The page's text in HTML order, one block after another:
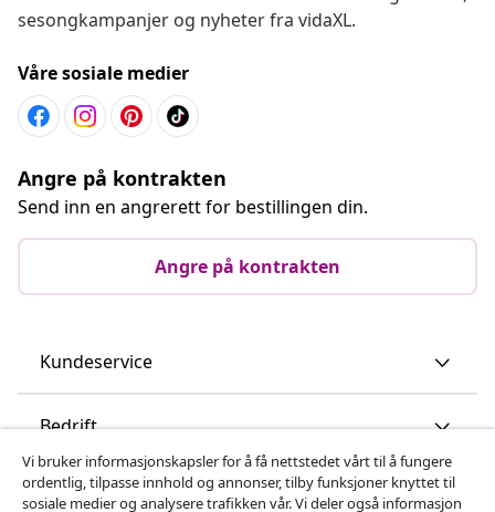
sesongkampanjer og nyheter fra vidaXL.
Våre sosiale medier
Angre på kontrakten
Send inn en angrerett for bestillingen din.
Angre på kontrakten
Kundeservice
Bedrift
vidaXL
Vi bruker informasjonskapsler for å få nettstedet vårt til å fungere
ordentlig, tilpasse innhold og annonser, tilby funksjoner knyttet til
sosiale medier og analysere trafikken vår. Vi deler også informasjon